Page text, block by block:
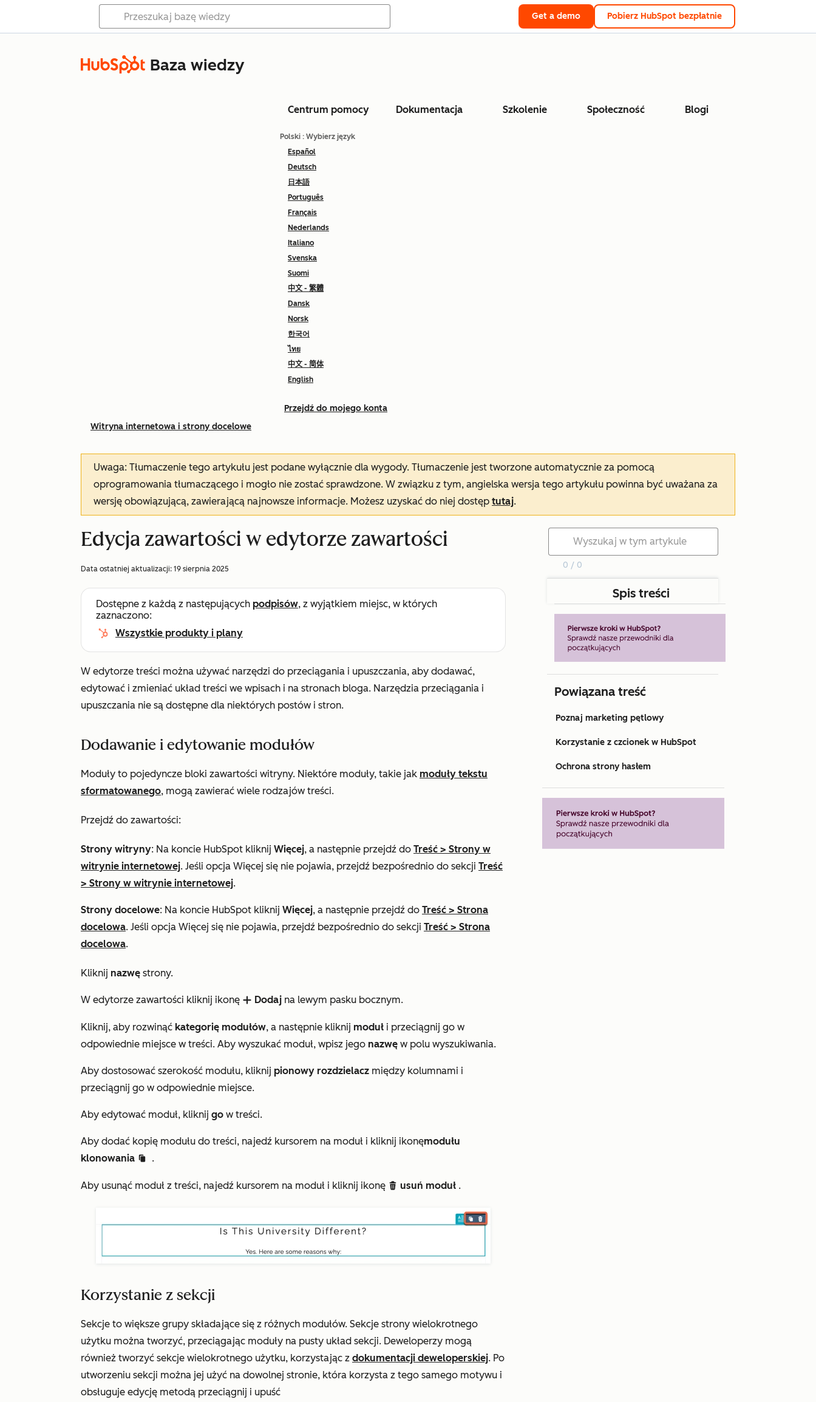
Get a demo Pobierz HubSpot bezpłatnie
Baza wiedzy
Centrum pomocy Dokumentacja Szkolenie Społeczność Blogi
Polski : Wybierz język
Español
Deutsch
日本語
Português
Français
Nederlands
Italiano
Svenska
Suomi
中文 - 繁體
Dansk
Norsk
한국어
ไทย
中文 - 简体
English
Przejdź do mojego konta
Witryna internetowa i strony docelowe
Uwaga: Tłumaczenie tego artykułu jest podane wyłącznie dla wygody. Tłumaczenie jest tworzone automatycznie za pomocą
oprogramowania tłumaczącego i mogło nie zostać sprawdzone. W związku z tym, angielska wersja tego artykułu powinna być uważana za
wersję obowiązującą, zawierającą najnowsze informacje. Możesz uzyskać do niej dostęp tutaj.
Edycja zawartości w edytorze zawartości
Data ostatniej aktualizacji: 19 sierpnia 2025
Dostępne z każdą z następujących podpisów, z wyjątkiem miejsc, w których
zaznaczono:
Wszystkie produkty i plany
W edytorze treści można używać narzędzi do przeciągania i upuszczania, aby dodawać,
edytować i zmieniać układ treści we wpisach i na stronach bloga. Narzędzia przeciągania i
upuszczania nie są dostępne dla niektórych postów i stron.
Dodawanie i edytowanie modułów
Moduły to pojedyncze bloki zawartości witryny. Niektóre moduły, takie jak moduły tekstu
sformatowanego, mogą zawierać wiele rodzajów treści.
Przejdź do zawartości:
Strony witryny: Na koncie HubSpot kliknij Więcej, a następnie przejdź do Treść > Strony w
witrynie internetowej. Jeśli opcja Więcej się nie pojawia, przejdź bezpośrednio do sekcji Treść
> Strony w witrynie internetowej.
Strony docelowe: Na koncie HubSpot kliknij Więcej, a następnie przejdź do Treść > Strona
docelowa. Jeśli opcja Więcej się nie pojawia, przejdź bezpośrednio do sekcji Treść > Strona
docelowa.
Kliknij nazwę strony.
W edytorze zawartości kliknij ikonę add Dodaj na lewym pasku bocznym.
Kliknij, aby rozwinąć kategorię modułów, a następnie kliknij moduł i przeciągnij go w
odpowiednie miejsce w treści. Aby wyszukać moduł, wpisz jego nazwę w polu wyszukiwania.
Aby dostosować szerokość modułu, kliknij pionowy rozdzielacz między kolumnami i
przeciągnij go w odpowiednie miejsce.
Aby edytować moduł, kliknij go w treści.
Aby dodać kopię modułu do treści, najedź kursorem na moduł i kliknij ikonęmodułu
klonowania clonduplicate c .
Aby usunąć moduł z treści, najedź kursorem na moduł i kliknij ikonę delete usuń moduł .
Korzystanie z sekcji
Sekcje to większe grupy składające się z różnych modułów. Sekcje strony wielokrotnego
użytku można tworzyć, przeciągając moduły na pusty układ sekcji. Deweloperzy mogą
również tworzyć sekcje wielokrotnego użytku, korzystając z dokumentacji deweloperskiej. Po
utworzeniu sekcji można jej użyć na dowolnej stronie, która korzysta z tego samego motywu i
obsługuje edycję metodą przeciągnij i upuść
0 / 0
Spis treści
Powiązana treść
Poznaj marketing pętlowy
Korzystanie z czcionek w HubSpot
Ochrona strony hasłem